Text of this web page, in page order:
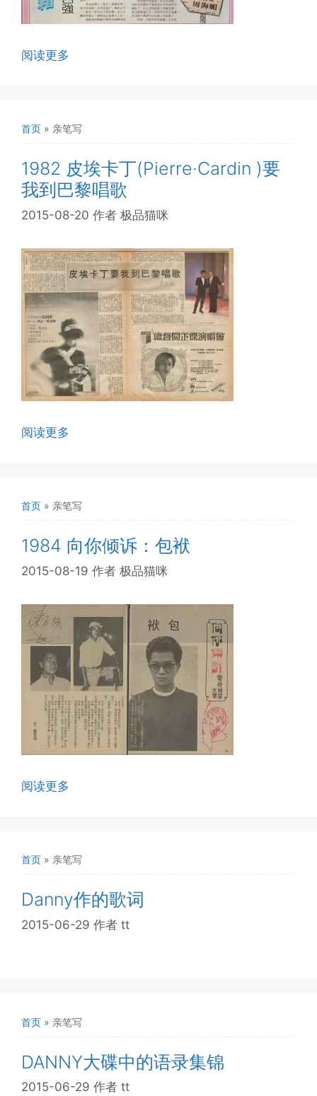
阅读更多
首页 » 亲笔写
1982 皮埃卡丁(Pierre·Cardin )要
我到巴黎唱歌
2015-08-20 作者 极品猫咪
阅读更多
首页 » 亲笔写
1984 向你倾诉：包袱
2015-08-19 作者 极品猫咪
阅读更多
首页 » 亲笔写
Danny作的歌词
2015-06-29 作者 tt
首页 » 亲笔写
DANNY大碟中的语录集锦
2015-06-29 作者 tt